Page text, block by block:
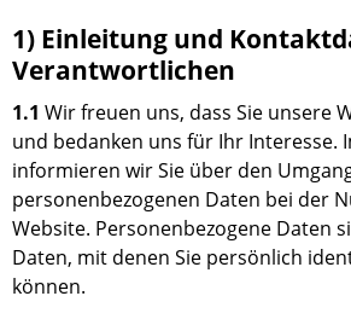
1) Einleitung und
Verantwortlichen
1.1 Wir freuen uns, dass Sie unsere
und bedanken uns für Ihr Interesse.
informieren wir Sie über den
personenbezogenen Daten bei der
Website. Personenbezogene Daten
Daten, mit denen Sie persönlich
können.